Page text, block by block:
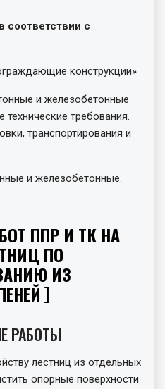
соответствии с
конструкции»
и железобетонные
требования.
транспортирования и
и железобетонные.
ППР И ТК НА
ПО
ИЗ
РАБОТЫ
лестниц из отдельных
опорные поверхности